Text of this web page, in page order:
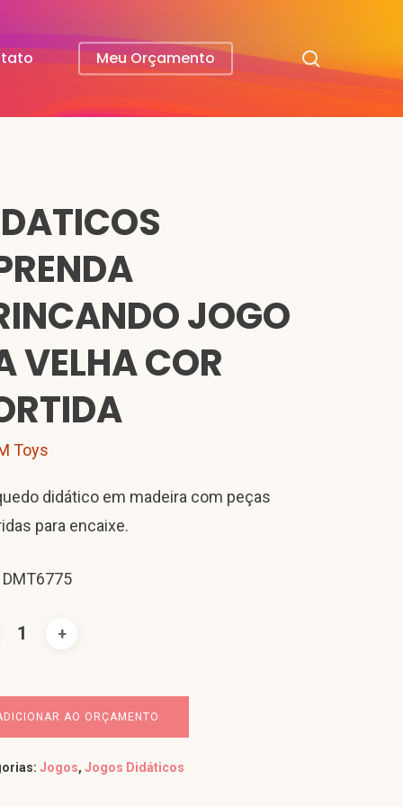
Meu Orçamento
JOGO
VELHA COR
Toys
didático em madeira com peças
para encaixe.
DMT6775
AO ORÇAMENTO
Jogos,Jogos Didáticos